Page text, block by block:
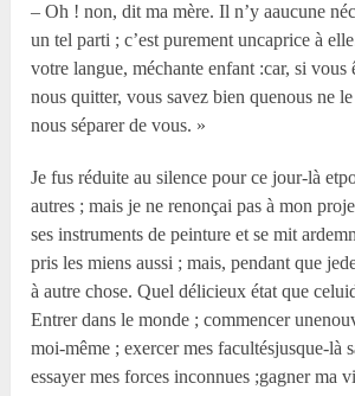
– Oh ! non, dit ma mère. Il n’y aaucune
un tel parti ; c’est purement uncaprice à
votre langue, méchante enfant :car, si vous
nous quitter, vous savez bien quenous ne le
nous séparer de vous. »
Je fus réduite au silence pour ce jour-là
autres ; mais je ne renonçai pas à mon
ses instruments de peinture et se mit
pris les miens aussi ; mais, pendant que
à autre chose. Quel délicieux état que
Entrer dans le monde ; commencer
moi-même ; exercer mes facultésjusque-là
essayer mes forces inconnues ;gagner ma